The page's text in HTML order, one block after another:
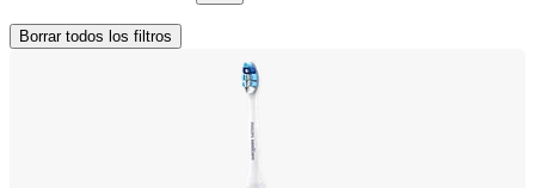
Borrar todos los filtros